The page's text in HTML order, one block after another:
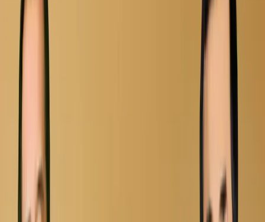
10.0
2025
Konsert / Musiqa
Ko'rishni boshlash
Qiziq emas
Saqlash